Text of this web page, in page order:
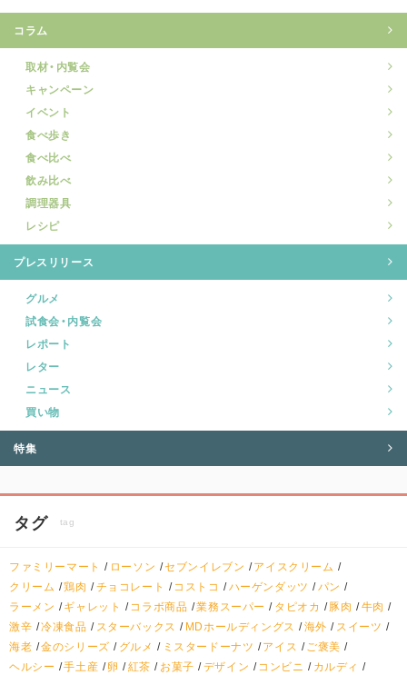
コラム
取材・内覧会
キャンペーン
イベント
食べ歩き
食べ比べ
飲み比べ
調理器具
レシピ
プレスリリース
グルメ
試食会・内覧会
レポート
レター
ニュース
買い物
特集
タグ tag
ファミリーマート ローソン セブンイレブン
アイスクリーム
クリーム
鶏肉 チョコレート コストコ ハーゲンダッツ
パン
ラーメン
ギャレット コラボ商品 業務スーパー タピオカ 豚肉
牛肉
激辛 冷凍食品 スターバックス MDホールディングス 海外
スイーツ
海老 金のシリーズ グルメ ミスタードーナツ アイス
ご褒美
ヘルシー
手土産 卵 紅茶 お菓子 デザイン コンビニ
カルディ